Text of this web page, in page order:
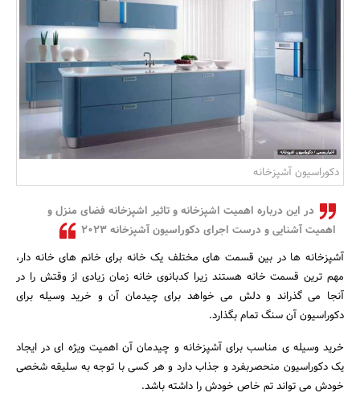
بانک، بیمه و سرمایه
مسکن و ساختمان
دکوراسیون آشپزخانه
در این درباره اهمیت اشپزخانه و تاثیر اشپزخانه فضای منزل و
اهمیت آشنایی و درست اجرای دکوراسیون آشپزخانه 2023
آشپزخانه ها در بین قسمت های مختلف یک خانه برای خانم های خانه دار،
مهم ترین قسمت خانه هستند زیرا کدبانوی خانه زمان زیادی از وقتش را در
آنجا می گذراند و دلش می خواهد برای چیدمان آن و خرید وسیله برای
دکوراسیون آن سنگ تمام بگذارد.
خرید وسیله ی مناسب برای آشپزخانه و چیدمان آن اهمیت ویژه ای در ایجاد
یک دکوراسیون منحصربفرد و جذاب دارد و هر کسی با توجه به سلیقه شخصی
خودش می تواند تم خاص خودش را داشته باشد.